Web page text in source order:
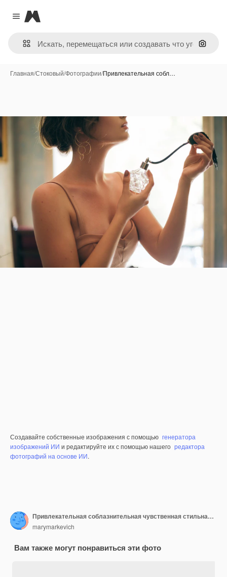
Close menu
Magnific
Поиск
Главная/Стоковый/Фотографии/Привлекательная собл…
Создавайте собственные изображения с помощью генератора
изображений ИИ и редактируйте их с помощью нашего редактора
фотографий на основе ИИ.
Привлекательная соблазнительная чувственная стильная женщина в платье бохо сидит в винтажном ретро кафе с парфюме
marymarkevich
Вам также могут понравиться эти фото